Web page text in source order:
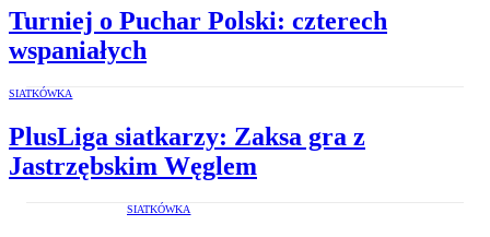
Turniej o Puchar Polski: czterech
wspaniałych
SIATKÓWKA
PlusLiga siatkarzy: Zaksa gra z
Jastrzębskim Węglem
SIATKÓWKA